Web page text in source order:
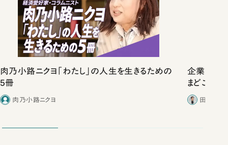
肉乃小路ニクヨ「わたし」の人生を生きるための
5冊
肉乃小路ニクヨ
企業だけ
まどこに
田内学